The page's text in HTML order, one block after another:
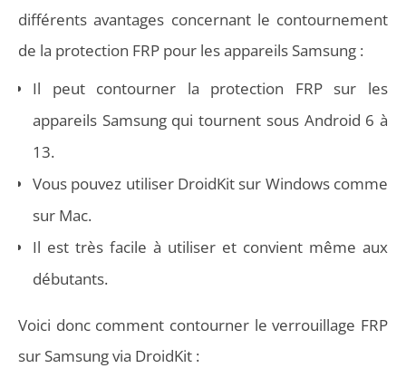
différents avantages concernant le contournement
de la protection FRP pour les appareils Samsung :
Il peut contourner la protection FRP sur les
appareils Samsung qui tournent sous Android 6 à
13.
Vous pouvez utiliser DroidKit sur Windows comme
sur Mac.
Il est très facile à utiliser et convient même aux
débutants.
Voici donc comment contourner le verrouillage FRP
sur Samsung via DroidKit :